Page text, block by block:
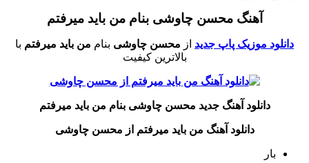
آهنگ محسن چاوشی بنام من باید میرفتم
دانلود موزیک پاپ جدید از محسن چاوشی بنام من باید میرفتم با
بالاترین کیفیت
دانلود آهنگ جدید محسن چاوشی بنام من باید میرفتم
دانلود آهنگ من باید میرفتم از محسن چاوشی
بار